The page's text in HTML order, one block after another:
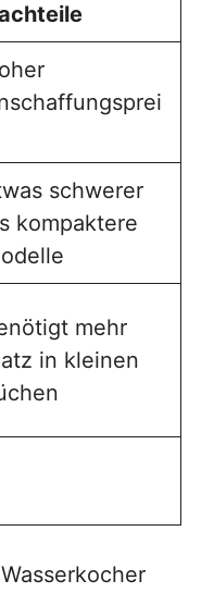
schwerer
kompaktere
mehr
in kleinen